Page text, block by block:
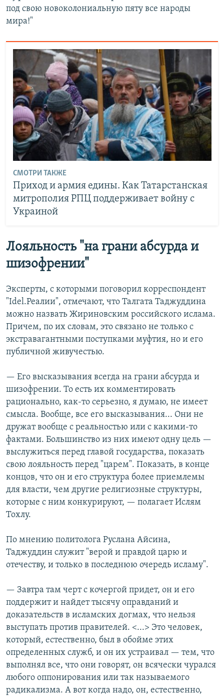
под свою новоколониальную пяту все народы
мира!"
СМОТРИ ТАКЖЕ
Приход и армия едины. Как Татарстанская
митрополия РПЦ поддерживает войну с
Украиной
Лояльность "на грани абсурда и
шизофрении"
Эксперты, с которыми поговорил корреспондент
"Idel.Реалии", отмечают, что Талгата Таджуддина
можно назвать Жириновским российского ислама.
Причем, по их словам, это связано не только с
экстравагантными поступками муфтия, но и его
публичной живучестью.
— Его высказывания всегда на грани абсурда и
шизофрении. То есть их комментировать
рационально, как-то серьезно, я думаю, не имеет
смысла. Вообще, все его высказывания... Они не
дружат вообще с реальностью или с какими-то
фактами. Большинство из них имеют одну цель —
выслужиться перед главой государства, показать
свою лояльность перед "царем". Показать, в конце
концов, что он и его структура более приемлемы
для власти, чем другие религиозные структуры,
которые с ним конкурируют, — полагает Ислям
Тохлу.
По мнению политолога Руслана Айсина,
Таджуддин служит "верой и правдой царю и
отечеству, и только в последнюю очередь исламу".
— Завтра там черт с кочергой придет, он и его
поддержит и найдет тысячу оправданий и
доказательств в исламских догмах, что нельзя
выступать против правителей. <...> Это человек,
который, естественно, был в обойме этих
определенных служб, и он их устраивал — тем, что
выполнял все, что они говорят, он всячески чурался
любого оппонирования или так называемого
радикализма. А вот когда надо, он, естественно,